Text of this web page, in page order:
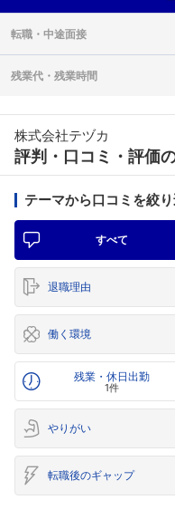
転職・ 中途面接
残業代・ 残業時間
株式会社テヅカ
評判・口コミ・評価
テーマから口コミを絞
すべて
退職理由
働く環境
残業・休日出勤
1件
やりがい
転職後のギャップ